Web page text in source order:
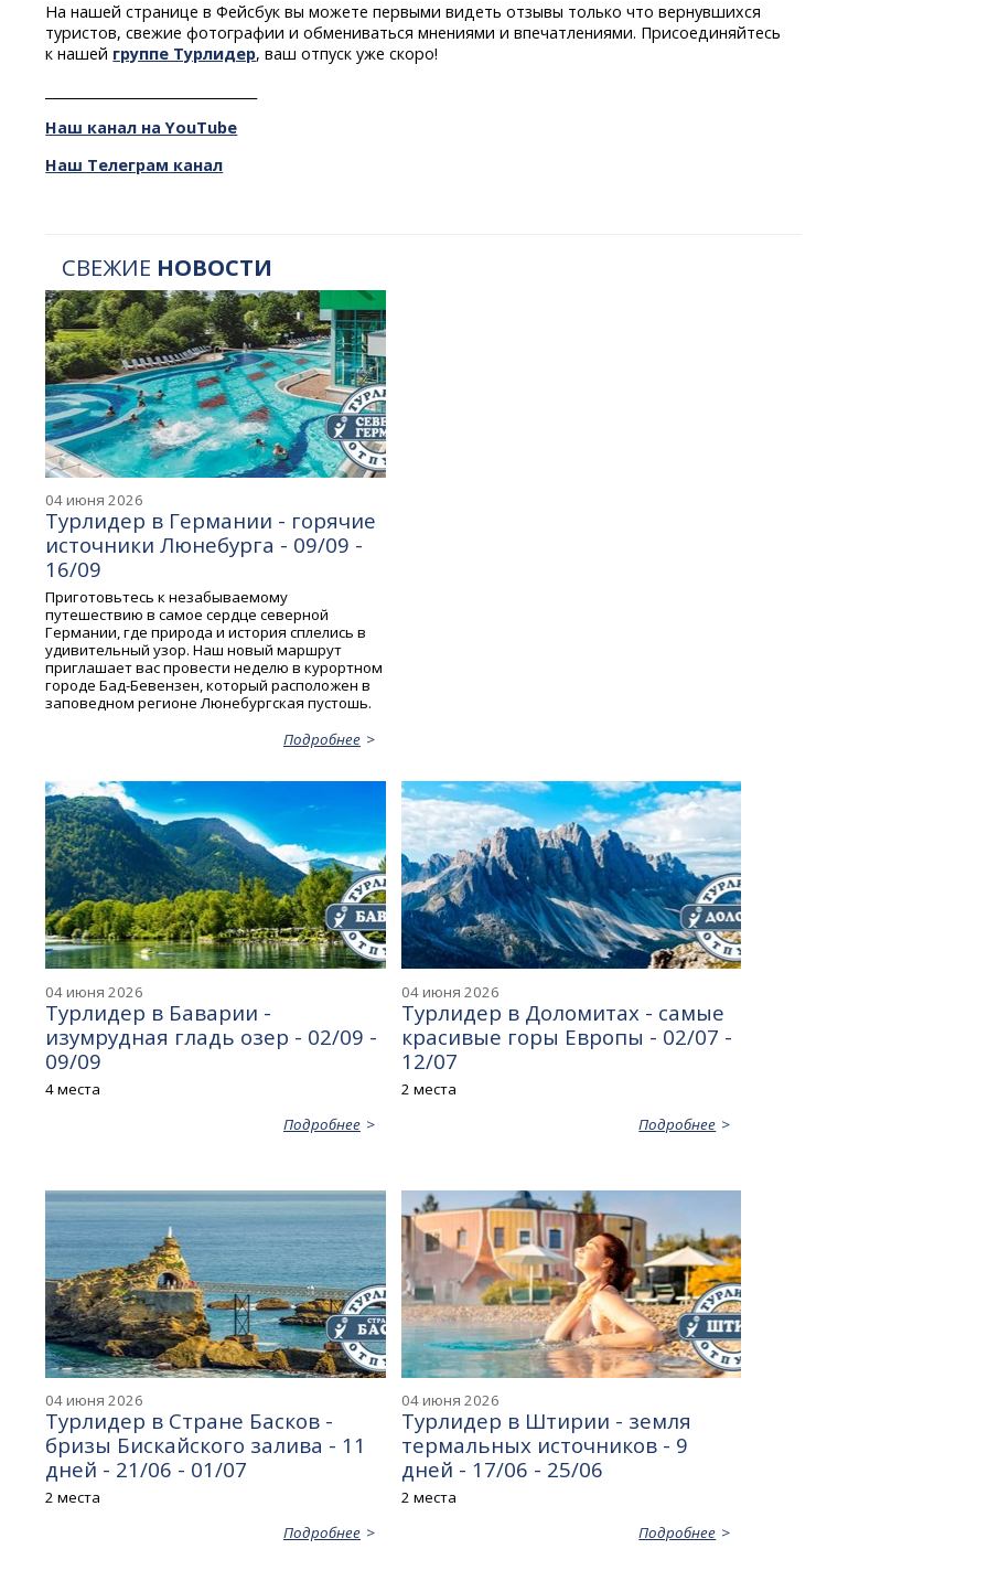
На нашей странице в Фейсбук вы можете первыми видеть отзывы только что вернувшихся
туристов, свежие фотографии и обмениваться мнениями и впечатлениями. Присоединяйтесь
к нашей группе Турлидер, ваш отпуск уже скоро!
Наш канал на YouTube
Наш Телеграм канал
СВЕЖИЕ НОВОСТИ
04 июня 2026
Турлидер в Германии - горячие
источники Люнебурга - 09/09 -
16/09
Приготовьтесь к незабываемому
путешествию в самое сердце северной
Германии, где природа и история сплелись в
удивительный узор. Наш новый маршрут
приглашает вас провести неделю в курортном
городе Бад-Бевензен, который расположен в
заповедном регионе Люнебургская пустошь.
Подробнее
04 июня 2026
Турлидер в Баварии -
изумрудная гладь озер - 02/09 -
09/09
4 места
Подробнее
04 июня 2026
Турлидер в Доломитах - самые
красивые горы Европы - 02/07 -
12/07
2 места
Подробнее
04 июня 2026
Турлидер в Стране Басков -
бризы Бискайского залива - 11
дней - 21/06 - 01/07
2 места
Подробнее
04 июня 2026
Турлидер в Штирии - земля
термальных источников - 9
дней - 17/06 - 25/06
2 места
Подробнее